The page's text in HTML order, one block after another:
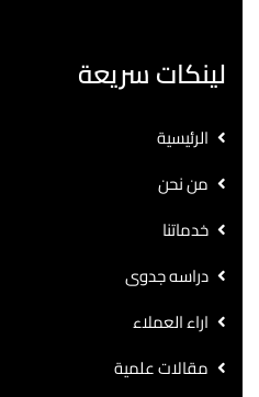
لينكات سريعة
الرئيسية
من نحن
خدماتنا
دراسه جدوى
اراء العملاء
مقالات علمية